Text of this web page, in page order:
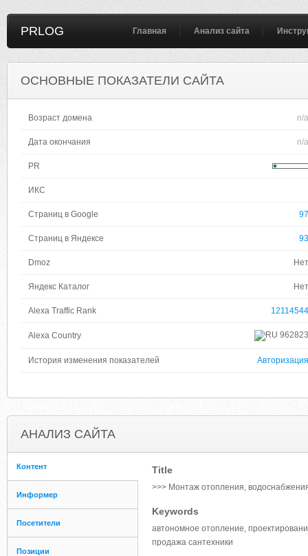
PRLOG Главная Анализ сайта
ОСНОВНЫЕ ПОКАЗАТЕЛИ САЙТА
Возраст домена n/a
Дата окончания n/a
PR
ИКС
Страниц в Google 97
Страниц в Яндексе 93
Dmoz Нет
Яндекс Каталог Нет
Alexa Traffic Rank 12114544
Alexa Country 962823
История изменения показателей Авторизация
АНАЛИЗ САЙТА
Контент
Информер
Посетители
Позиции
Title
>>> Монтаж отопления,
Keywords
автономное отопление,
продажа сантехники